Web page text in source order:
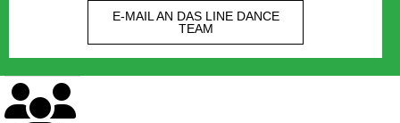
E-MAIL AN DAS LINE DANCE
TEAM